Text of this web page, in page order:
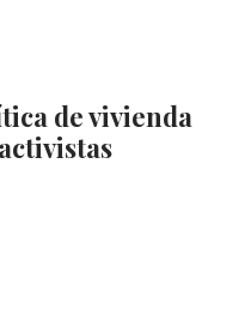
de vivienda